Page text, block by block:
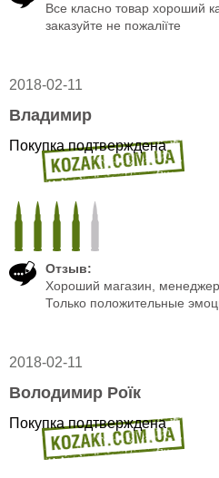
Все класно товар хороший
заказуйте не пожаліїте
2018-02-11
Владимир
Покупка подтверждена
Отзыв:
Хороший магазин,
Только положительные
2018-02-11
Володимир Роїк
Покупка подтверждена